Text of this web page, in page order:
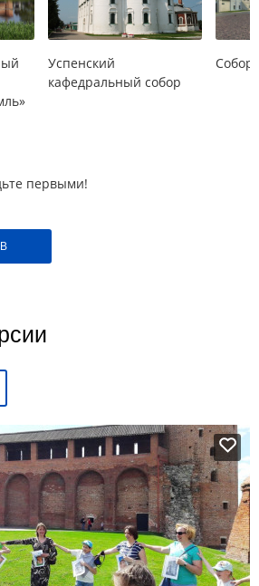
Успенский
кафедральный собор
первыми!